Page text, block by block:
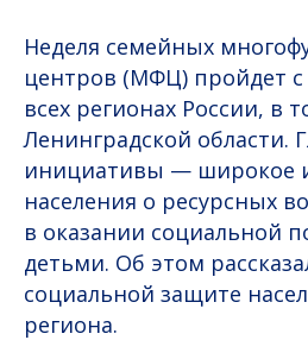
Неделя семейных
центров (МФЦ) пройдет с
всех регионах России, в
Ленинградской области.
инициативы — широкое
населения о ресурсных
в оказании социальной
детьми. Об этом
социальной защите
региона.